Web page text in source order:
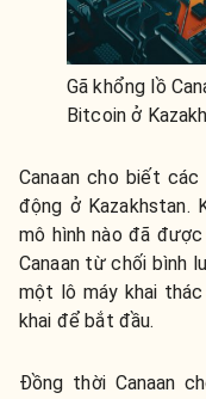
Gã khổng lồ
Bitcoin ở
Canaan cho biết
động ở Kazakhstan.
mô hình nào đã
Canaan từ chối bình
một lô máy khai
khai để bắt đầu.
Đồng thời Canaan